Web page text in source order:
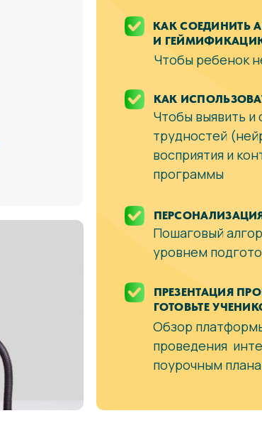
Чтобы выявить и
трудностей
восприятия и
программы
КАК
Пошаговый
уровнем
Обзор
проведения
поурочным
ПРЕЗЕНТАЦИЯ
ГОТОВЬТЕ
Чтобы ребенок
КАК СОЕДИНИТЬ
И